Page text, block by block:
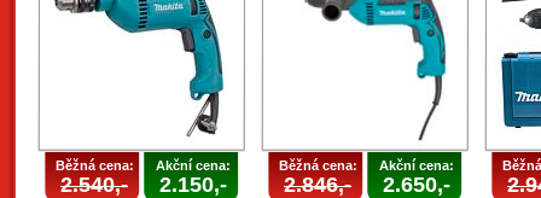
Běžná cena:
2.540,-
Akční cena:
2.150,-
Běžná cena:
2.846,-
Akční cena:
2.650,-